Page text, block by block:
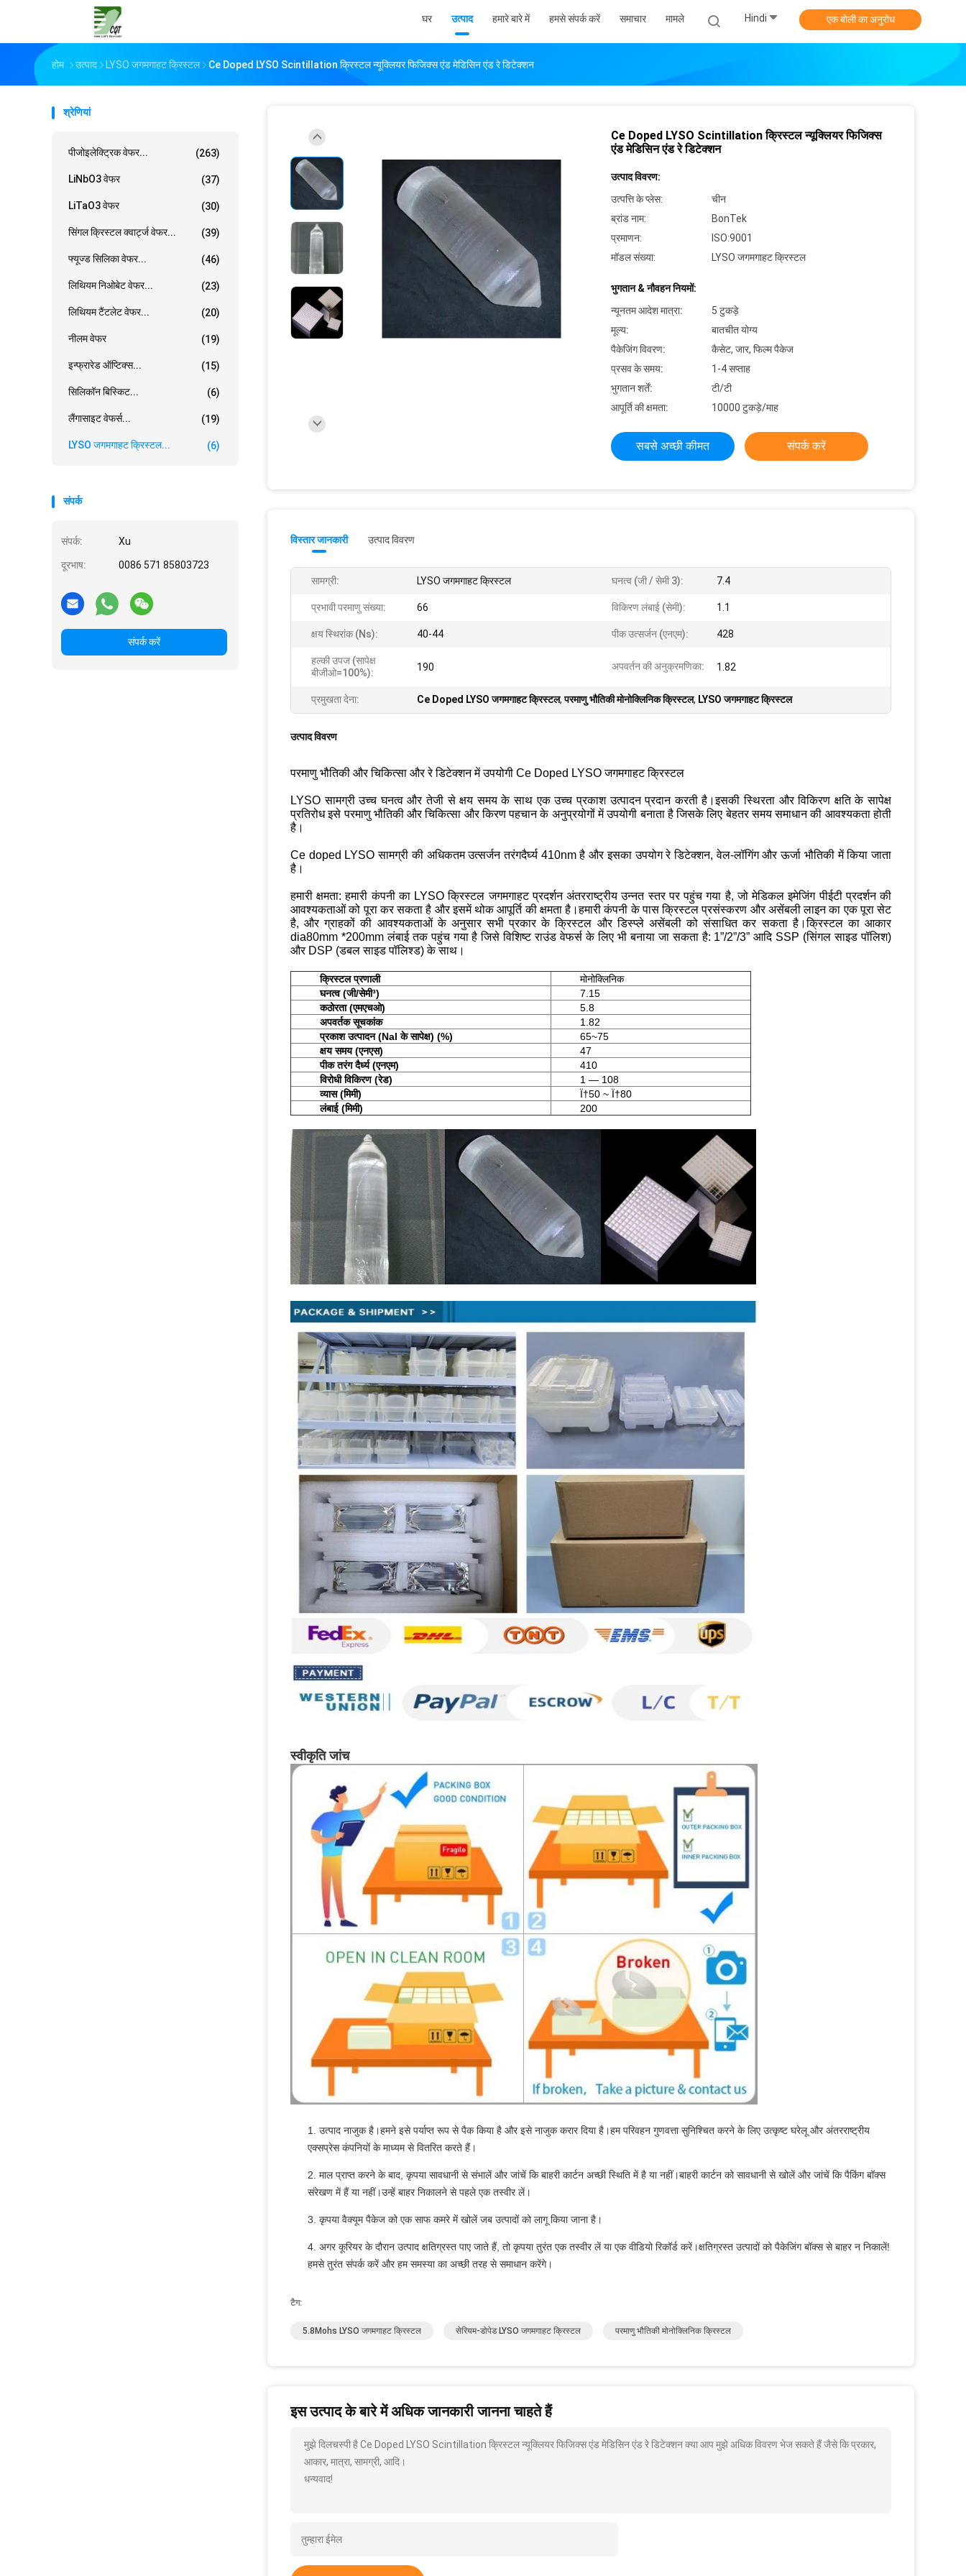
घर उत्पाद हमारे बारे में हमसे संपर्क करें समाचार मामले Hindi एक बोली का अनुरोध
होम उत्पाद LYSO जगमगाहट क्रिस्टल Ce Doped LYSO Scintillation क्रिस्टल न्यूक्लियर फिजिक्स एंड मेडिसिन एंड रे डिटेक्शन
श्रेणियां
पीजोइलेक्ट्रिक वेफर... (263)
LiNbO3 वेफर (37)
LiTaO3 वेफर (30)
सिंगल क्रिस्टल क्वार्ट्ज वेफर... (39)
फ्यूज्ड सिलिका वेफर... (46)
लिथियम निओबेट वेफर... (23)
लिथियम टैंटलेट वेफर... (20)
नीलम वेफर (19)
इन्फ्रारेड ऑप्टिक्स... (15)
सिलिकॉन बिस्किट... (6)
लैंगासाइट वेफर्स... (19)
LYSO जगमगाहट क्रिस्टल... (6)
संपर्क
संपर्क: Xu
दूरभाष: 0086 571 85803723
संपर्क करें
Ce Doped LYSO Scintillation क्रिस्टल न्यूक्लियर फिजिक्स
एंड मेडिसिन एंड रे डिटेक्शन
उत्पाद विवरण:
उत्पत्ति के प्लेस:
चीन
ब्रांड नाम:
BonTek
प्रमाणन:
ISO:9001
मॉडल संख्या:
LYSO जगमगाहट क्रिस्टल
भुगतान & नौवहन नियमों:
न्यूनतम आदेश मात्रा:
5 टुकड़े
मूल्य:
बातचीत योग्य
पैकेजिंग विवरण:
कैसेट, जार, फिल्म पैकेज
प्रसव के समय:
1-4 सप्ताह
भुगतान शर्तें:
टी/टी
आपूर्ति की क्षमता:
10000 टुकड़े/माह
सबसे अच्छी कीमत संपर्क करें
विस्तार जानकारी उत्पाद विवरण
सामग्री: LYSO जगमगाहट क्रिस्टल घनत्व (जी / सेमी 3): 7.4
प्रभावी परमाणु संख्या: 66 विकिरण लंबाई (सेमी): 1.1
क्षय स्थिरांक (ns): 40-44 पीक उत्सर्जन (एनएम): 428
हल्की उपज (सापेक्ष
बीजीओ=100%):
190 अपवर्तन की अनुक्रमणिका: 1.82
प्रमुखता देना: Ce Doped LYSO जगमगाहट क्रिस्टल,परमाणु भौतिकी मोनोक्लिनिक क्रिस्टल, LYSO जगमगाहट क्रिस्टल
उत्पाद विवरण
परमाणु भौतिकी और चिकित्सा और रे डिटेक्शन में उपयोगी Ce Doped LYSO जगमगाहट क्रिस्टल
LYSO सामग्री उच्च घनत्व और तेजी से क्षय समय के साथ एक उच्च प्रकाश उत्पादन प्रदान करती है।इसकी स्थिरता और विकिरण क्षति के सापेक्ष
प्रतिरोध इसे परमाणु भौतिकी और चिकित्सा और किरण पहचान के अनुप्रयोगों में उपयोगी बनाता है जिसके लिए बेहतर समय समाधान की आवश्यकता होती
है।
Ce doped LYSO सामग्री की अधिकतम उत्सर्जन तरंगदैर्घ्य 410nm है और इसका उपयोग रे डिटेक्शन, वेल-लॉगिंग और ऊर्जा भौतिकी में किया जाता
है।
हमारी क्षमता: हमारी कंपनी का LYSO क्रिस्टल जगमगाहट प्रदर्शन अंतरराष्ट्रीय उन्नत स्तर पर पहुंच गया है, जो मेडिकल इमेजिंग पीईटी प्रदर्शन की
आवश्यकताओं को पूरा कर सकता है और इसमें थोक आपूर्ति की क्षमता है।हमारी कंपनी के पास क्रिस्टल प्रसंस्करण और असेंबली लाइन का एक पूरा सेट
है, और ग्राहकों की आवश्यकताओं के अनुसार सभी प्रकार के क्रिस्टल और डिस्प्ले असेंबली को संसाधित कर सकता है।क्रिस्टल का आकार
dia80mm *200mm लंबाई तक पहुंच गया है जिसे विशिष्ट राउंड वेफर्स के लिए भी बनाया जा सकता है: 1”/2”/3” आदि SSP (सिंगल साइड पॉलिश)
और DSP (डबल साइड पॉलिश्ड) के साथ।
क्रिस्टल प्रणाली
मोनोक्लिनिक
घनत्व (जी/सेमी³)
7.15
कठोरता (एमएचओ)
5.8
अपवर्तक सूचकांक
1.82
प्रकाश उत्पादन (NaI के सापेक्ष) (%)
65~75
क्षय समय (एनएस)
47
पीक तरंग दैर्ध्य (एनएम)
410
विरोधी विकिरण (रेड)
1 — 108
व्यास (मिमी)
Ï†50 ~ Ï†80
लंबाई (मिमी)
200
स्वीकृति जांच
1. उत्पाद नाजुक है।हमने इसे पर्याप्त रूप से पैक किया है और इसे नाजुक करार दिया है।हम परिवहन गुणवत्ता सुनिश्चित करने के लिए उत्कृष्ट घरेलू और अंतरराष्ट्रीय
एक्सप्रेस कंपनियों के माध्यम से वितरित करते हैं।
2. माल प्राप्त करने के बाद, कृपया सावधानी से संभालें और जांचें कि बाहरी कार्टन अच्छी स्थिति में है या नहीं।बाहरी कार्टन को सावधानी से खोलें और जांचें कि पैकिंग बॉक्स
संरेखण में हैं या नहीं।उन्हें बाहर निकालने से पहले एक तस्वीर लें।
3. कृपया वैक्यूम पैकेज को एक साफ कमरे में खोलें जब उत्पादों को लागू किया जाना है।
4. अगर कूरियर के दौरान उत्पाद क्षतिग्रस्त पाए जाते हैं, तो कृपया तुरंत एक तस्वीर लें या एक वीडियो रिकॉर्ड करें।क्षतिग्रस्त उत्पादों को पैकेजिंग बॉक्स से बाहर न निकालें!
हमसे तुरंत संपर्क करें और हम समस्या का अच्छी तरह से समाधान करेंगे।
टैग:
5.8Mohs LYSO जगमगाहट क्रिस्टल सेरियम-डोपेड LYSO जगमगाहट क्रिस्टल परमाणु भौतिकी मोनोक्लिनिक क्रिस्टल
इस उत्पाद के बारे में अधिक जानकारी जानना चाहते हैं
मुझे दिलचस्पी है Ce Doped LYSO Scintillation क्रिस्टल न्यूक्लियर फिजिक्स एंड मेडिसिन एंड रे डिटेक्शन क्या आप मुझे अधिक विवरण भेज सकते हैं जैसे कि प्रकार,
आकार, मात्रा, सामग्री, आदि।
धन्यवाद!